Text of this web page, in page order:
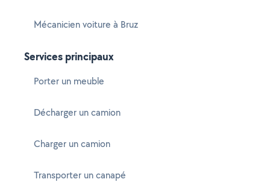
Mécanicien voiture à Bruz
Services principaux
Porter un meuble
Décharger un camion
Charger un camion
Transporter un canapé